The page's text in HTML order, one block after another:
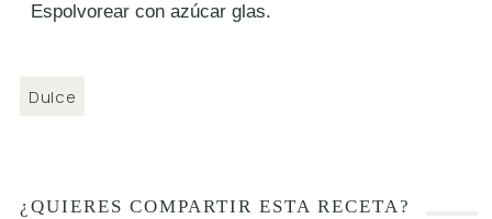
Espolvorear con azúcar glas.
Dulce
¿QUIERES COMPARTIR ESTA RECETA?